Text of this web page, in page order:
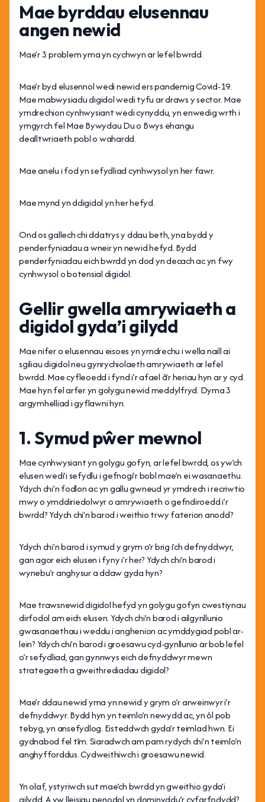
Mae byrddau elusennau
angen newid
Mae’r 3 problem yma yn cychwyn ar lefel bwrdd.
Mae’r byd elusennol wedi newid ers pandemig Covid-19.
Mae mabwysiadu digidol wedi tyfu ar draws y sector. Mae
ymdrechion cynhwysiant wedi cynyddu, yn enwedig wrth i
ymgyrch fel Mae Bywydau Du o Bwys ehangu
dealltwriaeth pobl o wahardd.
Mae anelu i fod yn sefydliad cynhwysol yn her fawr.
Mae mynd yn ddigidol yn her hefyd.
Ond os gallech chi ddatrys y ddau beth, yna bydd y
penderfyniadau a wneir yn newid hefyd. Bydd
penderfyniadau eich bwrdd yn dod yn decach ac yn fwy
cynhwysol o botensial digidol.
Gellir gwella amrywiaeth a
digidol gyda’i gilydd
Mae nifer o elusennau eisoes yn ymdrechu i wella naill ai
sgiliau digidol neu gynrychiolaeth amrywiaeth ar lefel
bwrdd. Mae cyfleoedd i fynd i’r afael â’r heriau hyn ar y cyd.
Mae hyn fel arfer yn golygu newid meddylfryd. Dyma 3
argymhelliad i gyflawni hyn.
1. Symud pŵer mewnol
Mae cynhwysiant yn golygu gofyn, ar lefel bwrdd, os yw’ch
elusen wedi’i sefydlu i gefnogi’r bobl mae’n ei wasanaethu.
Ydych chi’n fodlon ac yn gallu gwneud yr ymdrech i recriwtio
mwy o ymddiriedolwyr o amrywiaeth o gefndiroedd i’r
bwrdd? Ydych chi’n barod i weithio trwy faterion anodd?
Ydych chi’n barod i symud y grym o’r brig i’ch defnyddwyr,
gan agor eich elusen i fyny i’r her? Ydych chi’n barod i
wynebu’r anghysur a ddaw gyda hyn?
Mae trawsnewid digidol hefyd yn golygu gofyn cwestiynau
dirfodol am eich elusen. Ydych chi’n barod i ailgynllunio
gwasanaethau i weddu i anghenion ac ymddygiad pobl ar-
lein? Ydych chi’n barod i groesawu cyd-gynllunio ar bob lefel
o’r sefydliad, gan gynnwys eich defnyddwyr mewn
strategaeth a gweithrediadau digidol?
Mae’r ddau newid yma yn newid y grym o’r arweinwyr i’r
defnyddwyr. Bydd hyn yn teimlo’n newydd ac, yn ôl pob
tebyg, yn ansefydlog. Eisteddwch gyda’r teimlad hwn. Ei
gydnabod fel tîm. Siaradwch am pam rydych chi’n teimlo’n
anghyfforddus. Cydweithiwch i groesawu newid.
Yn olaf, ystyriwch sut mae’ch bwrdd yn gweithio gyda’i